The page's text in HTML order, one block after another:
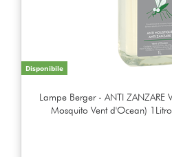
Disponibile
Lampe Berger - ANTI ZANZARE
Mosquito Vent d'Ocean)